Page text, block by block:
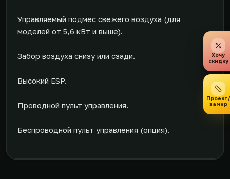
Управляемый подмес свежего воздуха (для
моделей от 5,6 кВт и выше).
Забор воздуха снизу или сзади.
Высокий ESP.
Проводной пульт управления.
Беспроводной пульт управления (опция).
Хочу
скидку
Проект/
замер